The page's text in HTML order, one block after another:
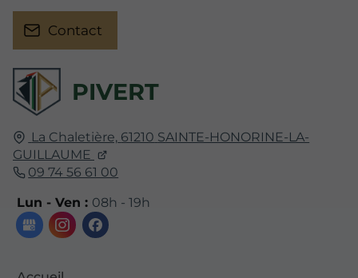
PIVERT
La Chaletière, 61210 SAINTE-HONORINE-LA-
GUILLAUME
09 74 56 61 00
Lun - Ven : 08h - 19h
Contact